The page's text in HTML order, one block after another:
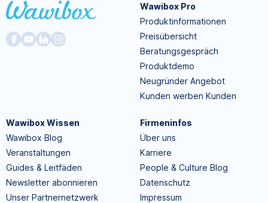
Wawibox Pro
Produktinformationen
Preisübersicht
Beratungsgespräch
Produktdemo
Neugründer Angebot
Kunden werben Kunden
Wawibox Wissen
Wawibox Blog
Veranstaltungen
Guides & Leitfäden
Newsletter abonnieren
Unser Partnernetzwerk
Firmeninfos
Über uns
Karriere
People & Culture Blog
Datenschutz
Impressum